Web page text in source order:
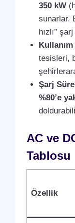
350 kW
sunarlar.
hızlı”
tesisleri,
Şarj
%80’e
AC ve
Tablosu
Özellik